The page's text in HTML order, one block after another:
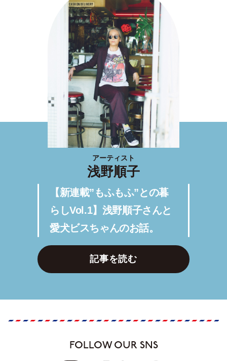
アーティスト
浅野順子
【新連載”もふもふ”との暮
らしVol.1】浅野順子さんと
愛犬ビスちゃんのお話。
記事を読む
FOLLOW OUR SNS